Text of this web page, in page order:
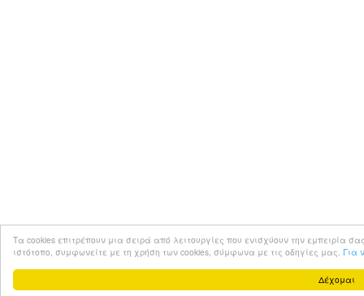
Δέχομαι
Τα cookies επιτρέπουν μια σειρά από λειτουργίες που ενισχύουν την εμπειρία
ιστότοπο, συμφωνείτε με τη χρήση των cookies, σύμφωνα με τις οδηγίες μας. Για